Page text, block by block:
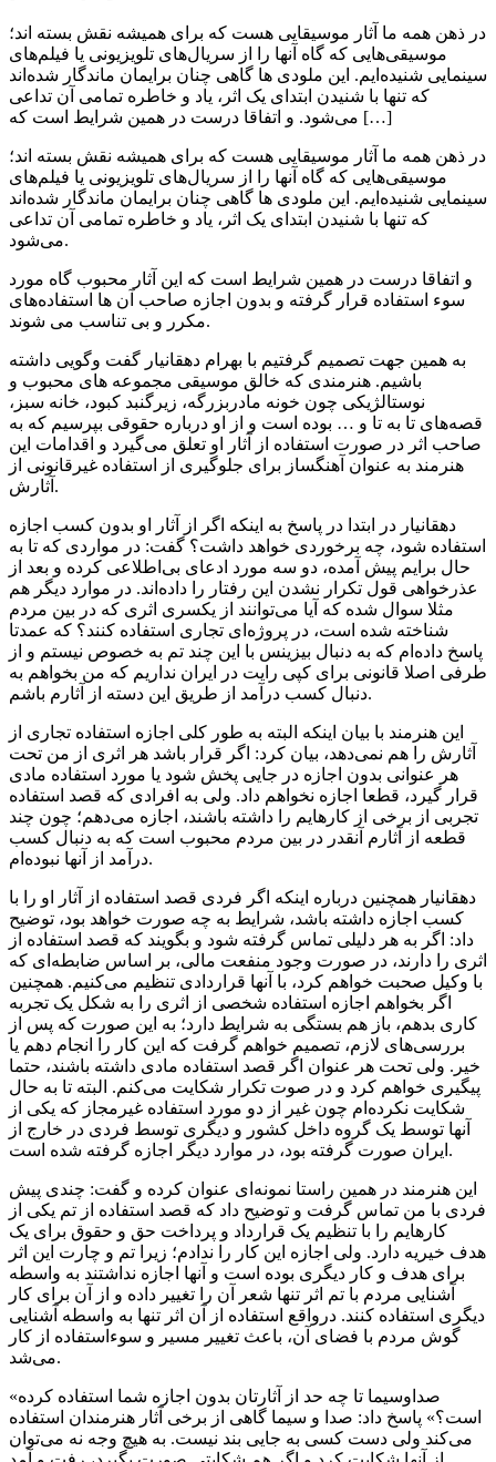
در ذهن همه ما آثار موسیقایی هست که برای همیشه نقش بسته‌ اند؛
موسیقی‌هایی که گاه آنها را از سریال‌های تلویزیونی یا فیلم‌های
سینمایی شنیده‌ایم. این ملودی ها گاهی چنان برایمان ماندگار شده‌اند
که تنها با شنیدن ابتدای یک اثر، یاد و خاطره تمامی آن تداعی
می‌شود. و اتفاقا درست در همین شرایط است که […]
در ذهن همه ما آثار موسیقایی هست که برای همیشه نقش بسته‌ اند؛
موسیقی‌هایی که گاه آنها را از سریال‌های تلویزیونی یا فیلم‌های
سینمایی شنیده‌ایم. این ملودی ها گاهی چنان برایمان ماندگار شده‌اند
که تنها با شنیدن ابتدای یک اثر، یاد و خاطره تمامی آن تداعی
می‌شود.
و اتفاقا درست در همین شرایط است که این آثار محبوب گاه مورد
سوء استفاده قرار گرفته و بدون اجازه صاحب آن ها استفاده‌های
مکرر و بی تناسب می شوند.
به همین جهت تصمیم گرفتیم با بهرام دهقانیار گفت وگویی داشته
باشیم. هنرمندی که خالق موسیقی مجموعه های محبوب و
نوستالژیکی چون خونه مادربزرگه، زیرگنبد کبود، خانه سبز،
قصه‌های تا به تا و … بوده است و از او درباره حقوقی بپرسیم که به
صاحب اثر در صورت استفاده از آثار او تعلق می‌گیرد و اقدامات این
هنرمند به عنوان آهنگساز برای جلوگیری از استفاده غیرقانونی از
آثارش.
دهقانیار در ابتدا در پاسخ به اینکه اگر از آثار او بدون کسب اجازه
استفاده شود، چه برخوردی خواهد داشت؟ گفت: در مواردی که تا به
حال برایم پیش آمده، دو سه مورد ادعای بی‌اطلاعی کرده و بعد از
عذرخواهی قول تکرار نشدن این رفتار را داده‌اند. در موارد دیگر هم
مثلا سوال شده که آیا می‌توانند از یکسری اثری که در بین مردم
شناخته شده است، در پروژه‌ای تجاری استفاده کنند؟ که عمدتا
پاسخ داده‌ام که به دنبال بیزینس با این چند تم به خصوص نیستم و از
طرفی اصلا قانونی برای کپی رایت در ایران نداریم که من بخواهم به
دنبال کسب درآمد از طریق این دسته از آثارم باشم.
این هنرمند با بیان اینکه البته به طور کلی اجازه استفاده تجاری از
آثارش را هم نمی‌دهد، بیان کرد: اگر قرار باشد هر اثری از من تحت
هر عنوانی بدون اجازه در جایی پخش شود یا مورد استفاده مادی
قرار گیرد، قطعا اجازه نخواهم داد. ولی به افرادی که قصد استفاده
تجربی از برخی از کارهایم را داشته باشند، اجازه می‌دهم؛ چون چند
قطعه از آثارم آنقدر در بین مردم محبوب است که به دنبال کسب
درآمد از آنها نبوده‌ام.
دهقانیار همچنین درباره اینکه اگر فردی قصد استفاده از آثار او را با
کسب اجازه داشته باشد، شرایط به چه صورت خواهد بود، توضیح
داد: اگر به هر دلیلی تماس گرفته شود و بگویند که قصد استفاده از
اثری را دارند، در صورت وجود منفعت مالی، بر اساس ضابطه‌ای که
با وکیل صحبت خواهم کرد، با آنها قراردادی تنظیم می‌کنیم. همچنین
اگر بخواهم اجازه استفاده شخصی از اثری را به شکل یک تجربه
کاری بدهم، باز هم بستگی به شرایط دارد؛ به این صورت که پس از
بررسی‌های لازم، تصمیم خواهم گرفت که این کار را انجام دهم یا
خیر. ولی تحت هر عنوان اگر قصد استفاده مادی داشته باشند، حتما
پیگیری خواهم کرد و در صوت تکرار شکایت می‌کنم. البته تا به حال
شکایت نکرده‌ام چون غیر از دو مورد استفاده غیرمجاز که یکی از
آنها توسط یک گروه داخل کشور و دیگری توسط فردی در خارج از
ایران صورت گرفته بود، در موارد دیگر اجازه گرفته‌ شده است.
این هنرمند در همین راستا نمونه‌ای عنوان کرده و گفت: چندی پیش
فردی با من تماس گرفت و توضیح داد که قصد استفاده از تم یکی از
کارهایم را با تنظیم یک قرارداد و پرداخت حق و حقوق برای یک
هدف خیریه دارد. ولی اجازه این کار را ندادم؛ زیرا تم و چارت این اثر
برای هدف و کار دیگری بوده است و آنها اجازه نداشتند به واسطه
آشنایی مردم با تم اثر تنها شعر آن را تغییر داده و از آن برای کار
دیگری استفاده کنند. درواقع استفاده از آن اثر تنها به واسطه آشنایی
گوش مردم با فضای آن، باعث تغییر مسیر و سوءاستفاده از کار
می‌شد.
«صداوسیما تا چه حد از آثارتان بدون اجازه شما استفاده کرده
است؟» پاسخ داد: صدا و سیما گاهی از برخی آثار هنرمندان استفاده
می‌کند ولی دست کسی به جایی بند نیست. به هیچ وجه نه می‌توان